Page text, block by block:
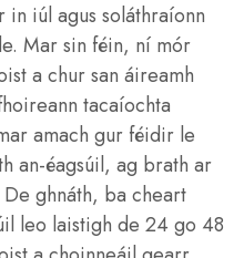
in iúl agus soláthraíonn
Mar sin féin, ní mór
a chur san áireamh
tacaíochta
amach gur féidir le
an-éagsúil, ag brath ar
ghnáth, ba cheart
leo laistigh de 24 go 48